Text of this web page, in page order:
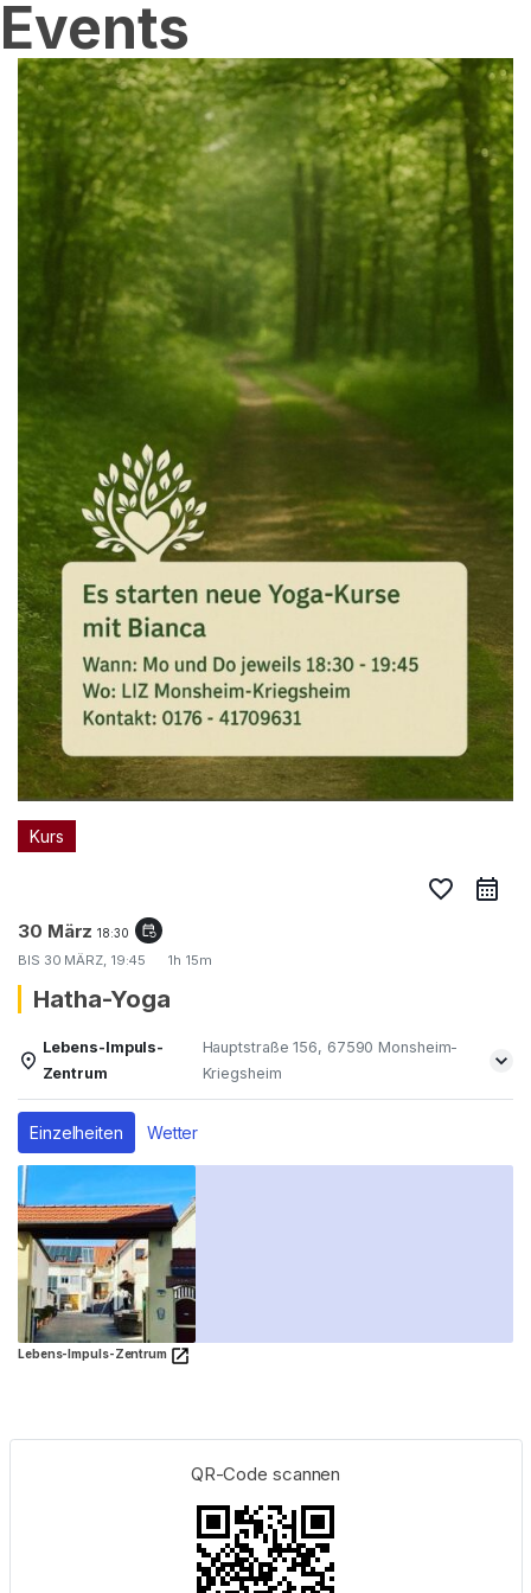
Events
Kurs
favorite_border
30 März18:30 event_repeat
BIS 30 MÄRZ, 19:45 1h 15m
Hatha-Yoga
Lebens-Impuls-
Zentrum
Hauptstraße 156, 67590 Monsheim-
Kriegsheim
Einzelheiten Wetter
Lebens-Impuls-Zentrum
QR-Code scannen